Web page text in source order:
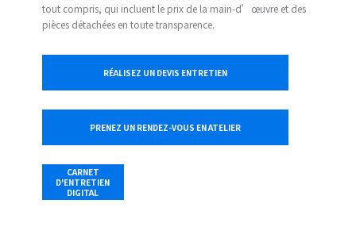
tout compris, qui incluent le prix de la main-d’œuvre et des
pièces détachées en toute transparence.
RÉALISEZ UN DEVIS ENTRETIEN
PRENEZ UN RENDEZ-VOUS EN ATELIER
CARNET
D'ENTRETIEN
DIGITAL